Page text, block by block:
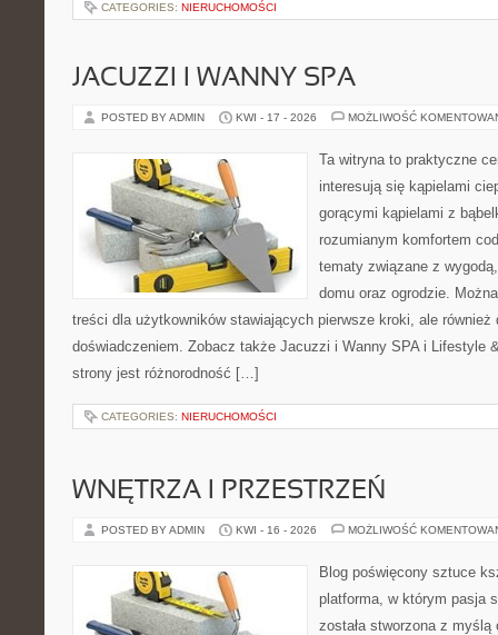
CATEGORIES: NIERUCHOMOŚCI
JACUZZI I WANNY SPA
POSTED BY ADMIN KWI - 17 - 2026 MOŻLIWOŚĆ
Ta witryna to praktyczne
interesują się kąpielami
gorącymi kąpielami z
rozumianym komfortem
tematy związane z
domu oraz ogrodzie.
treści dla użytkowników stawiających pierwsze kroki, ale
doświadczeniem. Zobacz także Jacuzzi i Wanny SPA i Lifestyle
strony jest różnorodność […]
CATEGORIES: NIERUCHOMOŚCI
WNĘTRZA I PRZESTRZEŃ
POSTED BY ADMIN KWI - 16 - 2026 MOŻLIWOŚĆ
Blog poświęcony sztuce
platforma, w którym pasja
została stworzona z